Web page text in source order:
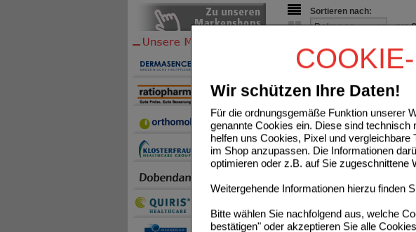
Wir schützen Ihre Daten!
Für die ordnungsgemäße Funktion unserer
genannte Cookies ein. Diese sind technisch
helfen uns Cookies, Pixel und
im Shop anzupassen. Die Informationen
optimieren oder z.B. auf Sie zugeschnittene
Weitergehende Informationen hierzu finden
Bitte wählen Sie nachfolgend aus, welche
bestätigen" oder akzeptieren Sie alle
Sortieren nach:
pro